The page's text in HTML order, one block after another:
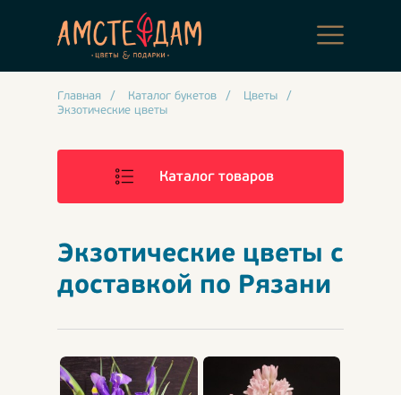
Главная / Каталог букетов / Цветы
/
Экзотические цветы
Каталог товаров
Экзотические цветы с
доставкой по Рязани